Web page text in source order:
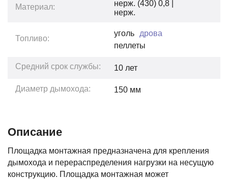
Материал:
нерж. (430) 0,8 |
нерж.
Топливо:
уголь
дрова
пеллеты
Средний срок службы: 10 лет
Диаметр дымохода: 150 мм
Описание
Площадка монтажная предназначена для крепления
дымохода и перераспределения нагрузки на несущую
конструкцию. Площадка монтажная может